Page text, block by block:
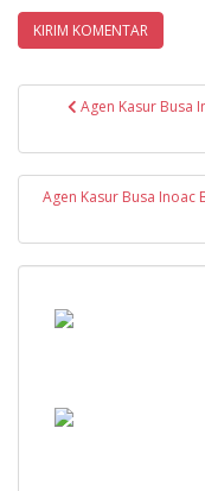
Navigasi
Agen Kasur Busa
Agen Kasur Busa Inoac